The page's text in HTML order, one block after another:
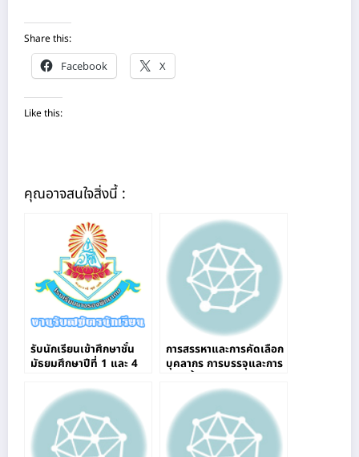
Share this:
Facebook
X
Like this:
คุณอาจสนใจสิ่งนี้ :
รับนักเรียนเข้าศึกษาชั้น
มัธยมศึกษาปีที่ 1 และ 4
การสรรหาและการคัดเลือก
บุคลากร การบรรจุและการ